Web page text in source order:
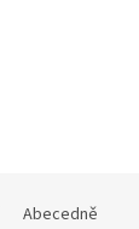
Abecedně